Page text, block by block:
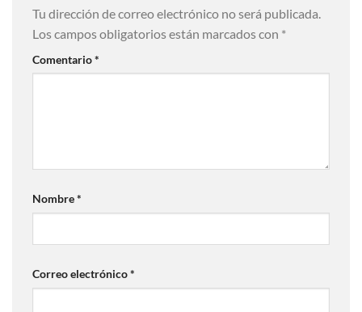
Tu dirección de correo electrónico no será publicada.
Los campos obligatorios están marcados con *
Comentario*
Nombre*
Correo electrónico*